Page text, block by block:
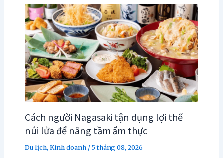
Cách người Nagasaki tận dụng lợi thế
núi lửa để nâng tầm ẩm thực
Du lịch,Kinh doanh/5 tháng 08, 2026